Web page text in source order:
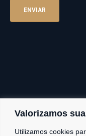
Valorizamos
Utilizamos cookies
Fortaleza